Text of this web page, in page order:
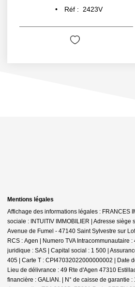
Réf :
2423V
Mentions légales
Affichage des informations légales : FRANCES
sociale : INTUITIV IMMOBILIER | Adresse siège
Avenue de Fumel - 47140 Saint Sylvestre sur
RCS : Agen | Numero TVA Intracommunautaire
juridique : SAS | Capital social : 1 500 |
405 | Carte T : CPI47032022000000002 | Date
Lieu de délivrance : 49 Rte d'Agen 47310
financière : GALIAN. | N° de caisse de garantie